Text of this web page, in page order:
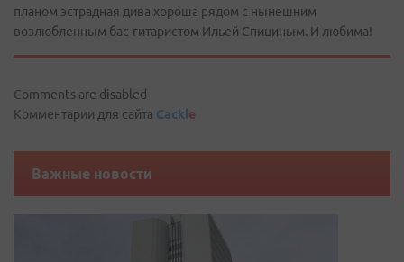
планом эстрадная дива хороша рядом с нынешним
возлюбленным бас-гитаристом Ильей Спициным. И любима!
Comments are disabled
Комментарии для сайта Cackle
Важные новости